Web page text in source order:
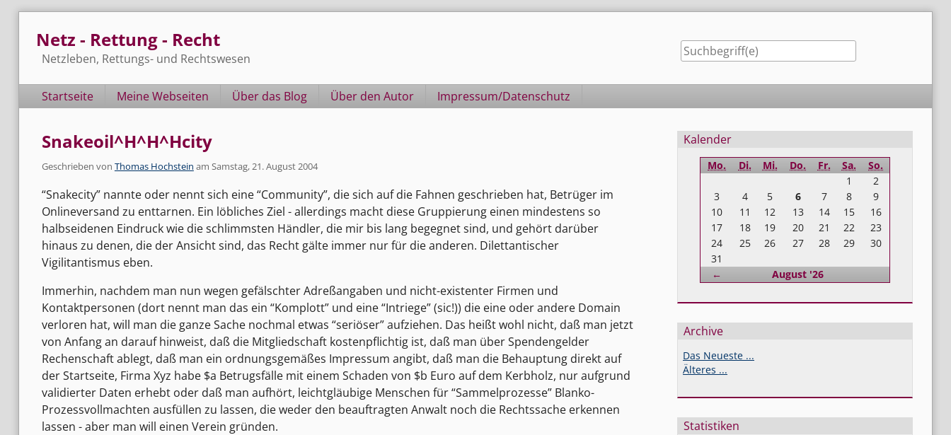
Netz - Rettung - Recht
Netzleben, Rettungs- und Rechtswesen
Navigation
Startseite Meine Webseiten Über das Blog Über den Autor Impressum/Datenschutz
Snakeoil^H^H^Hcity
Geschrieben von Thomas Hochstein am Samstag, 21. August 2004
“Snakecity” nannte oder nennt sich eine “Community”, die sich auf die Fahnen geschrieben hat, Betrüger im
Onlineversand zu enttarnen. Ein löbliches Ziel - allerdings macht diese Gruppierung einen mindestens so
halbseidenen Eindruck wie die schlimmsten Händler, die mir bis lang begegnet sind, und gehört darüber
hinaus zu denen, die der Ansicht sind, das Recht gälte immer nur für die anderen. Dilettantischer
Vigilitantismus eben.
Immerhin, nachdem man nun wegen gefälschter Adreßangaben und nicht-existenter Firmen und
Kontaktpersonen (dort nennt man das ein “Komplott” und eine “Intriege” (sic!)) die eine oder andere Domain
verloren hat, will man die ganze Sache nochmal etwas “seriöser” aufziehen. Das heißt wohl nicht, daß man jetzt
von Anfang an darauf hinweist, daß die Mitgliedschaft kostenpflichtig ist, daß man über Spendengelder
Rechenschaft ablegt, daß man ein ordnungsgemäßes Impressum angibt, daß man die Behauptung direkt auf
der Startseite, Firma Xyz habe $a Betrugsfälle mit einem Schaden von $b Euro auf dem Kerbholz, nur aufgrund
validierter Daten erhebt oder daß man aufhört, leichtgläubige Menschen für “Sammelprozesse” Blanko-
Prozessvollmachten ausfüllen zu lassen, die weder den beauftragten Anwalt noch die Rechtssache erkennen
lassen - aber man will einen Verein gründen.
Seitenleiste
Kalender
Mo. Di. Mi. Do. Fr. Sa. So.
← August '26
1
2
3
4 5 6 7 8
9
10
11 12 13 14 15
16
17
18 19 20 21 22
23
24
25 26 27 28 29
30
31
Archive
Das Neueste ...
Älteres ...
Statistiken